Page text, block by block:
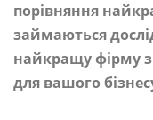
порівняння
займаються
найкращу фірму
для вашого